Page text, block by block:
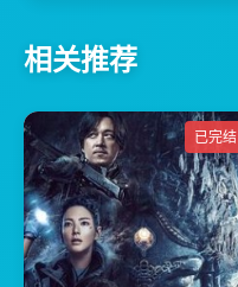
相关推荐
已完结